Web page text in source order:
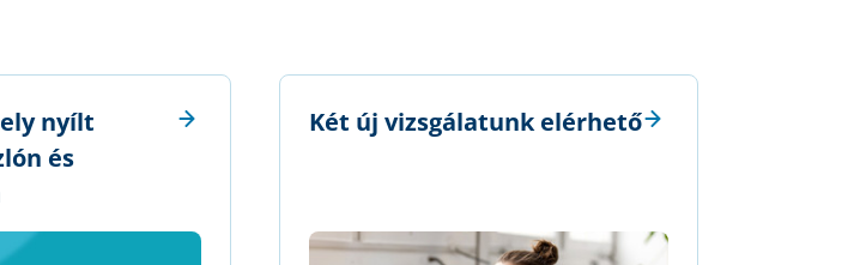
nyílt
és
Két új vizsgálatunk elérhető